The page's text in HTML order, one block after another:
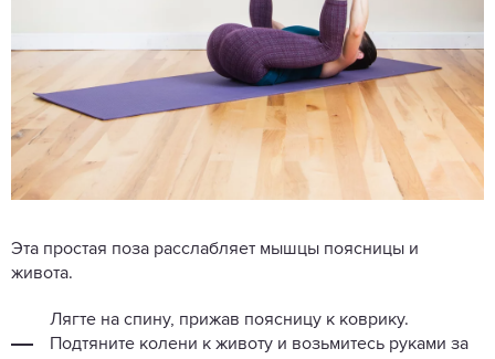
Эта простая поза расслабляет мышцы поясницы и
живота.
Лягте на спину, прижав поясницу к коврику.
Подтяните колени к животу и возьмитесь руками за